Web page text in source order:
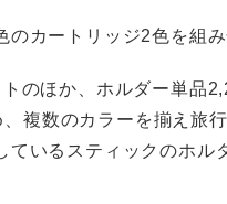
カートリッジ2色を組み
のほか、ホルダー単品
、複数のカラーを揃え旅
ているスティックのホ